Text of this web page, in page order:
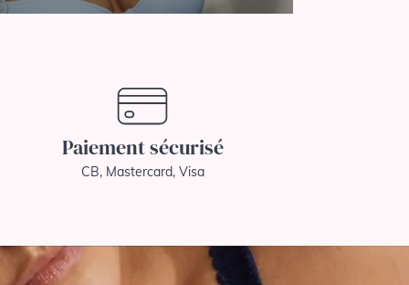
Paiement sécurisé
CB, Mastercard, Visa